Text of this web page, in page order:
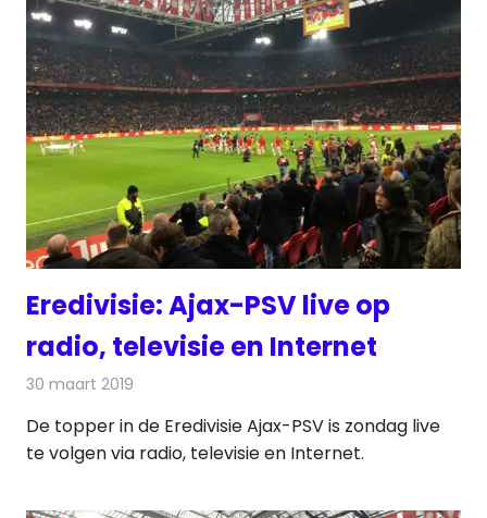
Eredivisie: Ajax-PSV live op
radio, televisie en Internet
30 maart 2019
De topper in de Eredivisie Ajax-PSV is zondag live
te volgen via radio, televisie en Internet.